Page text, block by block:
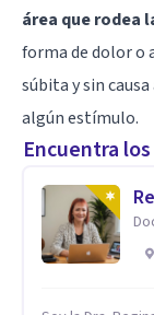
área que rodea
forma de dolor o
súbita y sin
algún estímulo.
Encuentra